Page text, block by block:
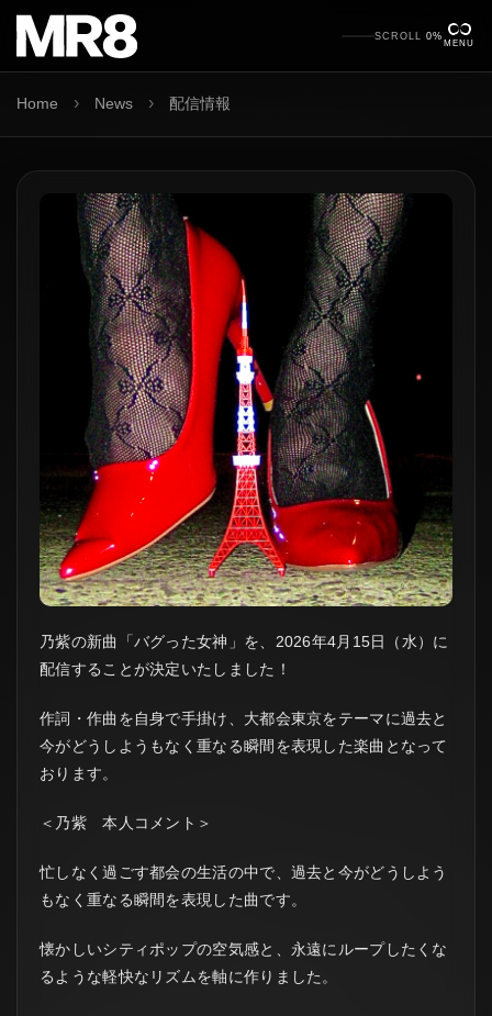
SCROLL 0%
MENU
Home › News › 配信情報
乃紫の新曲「バグった女神」を、2026年4月15日（水）に
配信することが決定いたしました！
作詞・作曲を自身で手掛け、大都会東京をテーマに過去と
今がどうしようもなく重なる瞬間を表現した楽曲となって
おります。
＜乃紫 本人コメント＞
忙しなく過ごす都会の生活の中で、過去と今がどうしよう
もなく重なる瞬間を表現した曲です。
懐かしいシティポップの空気感と、永遠にループしたくな
るような軽快なリズムを軸に作りました。